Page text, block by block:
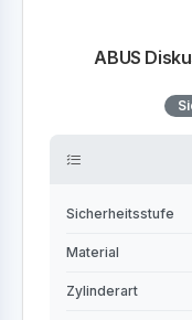
ABUS
Sicherheitsstufe
Material
Zylinderart